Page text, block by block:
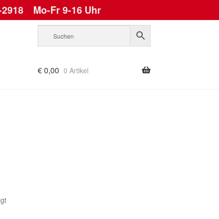
Mo-Fr 9-16 Uhr
€0,00 0 Artikel